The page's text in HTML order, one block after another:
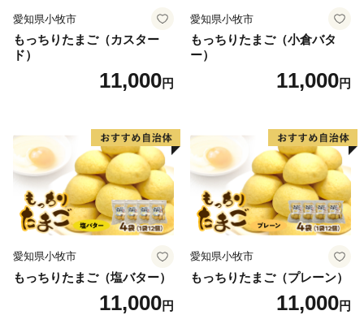
愛知県小牧市
もっちりたまご（カスター
ド）
11,000円
愛知県小牧市
もっちりたまご（小倉バタ
ー）
11,000円
愛知県小牧市
もっちりたまご（塩バター）
11,000円
愛知県小牧市
もっちりたまご（プレーン）
11,000円